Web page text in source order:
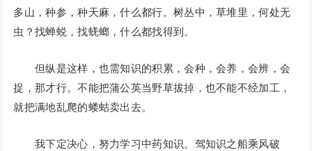
多山，种参，种天麻，什么都行。树丛中，草堆里，何处无
虫？找蝉蜕，找蜣螂，什么都找得到。
但纵是这样，也需知识的积累，会种，会养，会辨，会
捉，那才行。不能把蒲公英当野草拔掉，也不能不经加工，
就把满地乱爬的蝼蛄卖出去。
我下定决心，努力学习中药知识。驾知识之船乘风破